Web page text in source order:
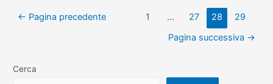
← Pagina precedente 1 … 27 28
29
Pagina successiva →
Cerca